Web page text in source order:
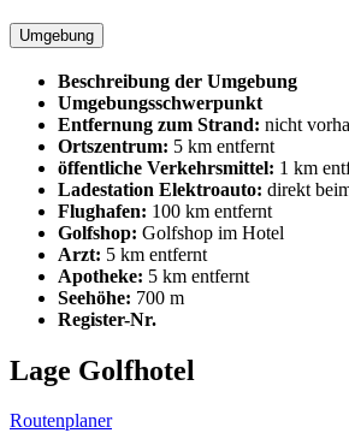
Umgebung
Beschreibung der Umgebung
Umgebungsschwerpunkt
Entfernung zum Strand: nicht
Ortszentrum: 5 km entfernt
öffentliche Verkehrsmittel: 1 km
Ladestation Elektroauto: direkt
Flughafen: 100 km entfernt
Golfshop: Golfshop im Hotel
Arzt: 5 km entfernt
Apotheke: 5 km entfernt
Seehöhe: 700 m
Register-Nr.
Lage Golfhotel
Routenplaner